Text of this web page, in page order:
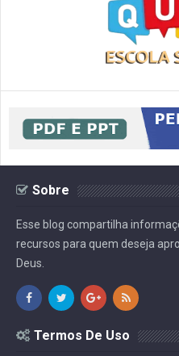
Sobre
Esse blog compartilha
recursos para quem deseja
Deus.
Termos De Uso